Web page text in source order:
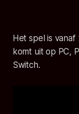
Het spel is
komt uit op PC,
Switch.